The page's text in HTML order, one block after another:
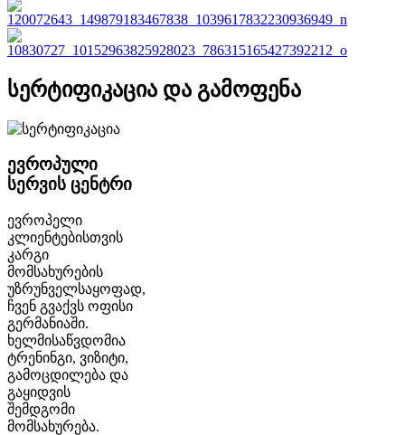
სერტიფიკაცია და გამოფენა
ევროპული
სერვის ცენტრი
ევროპელი
კლიენტებისთვის
კარგი
მომსახურების
უზრუნველსაყოფად,
ჩვენ გვაქვს ოფისი
გერმანიაში.
ხელმისაწვდომია
ტრენინგი, ვიზიტი,
გამოცდილება და
გაყიდვის
შემდგომი
მომსახურება.